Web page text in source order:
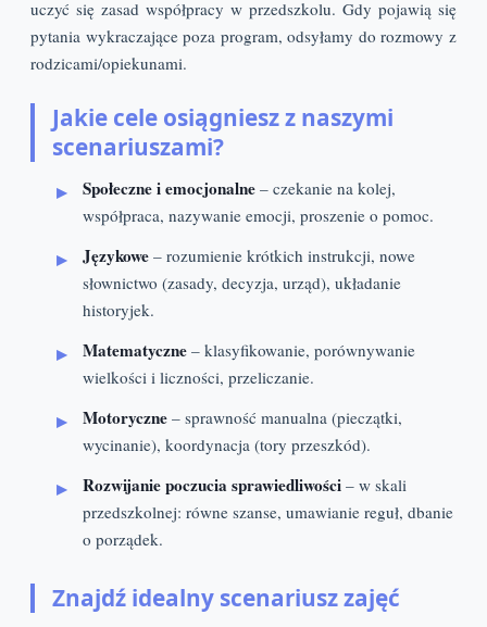
uczyć się zasad współpracy w przedszkolu. Gdy pojawią się
pytania wykraczające poza program, odsyłamy do rozmowy z
rodzicami/opiekunami.
Jakie cele osiągniesz z naszymi
scenariuszami?
Społeczne i emocjonalne – czekanie na kolej,
współpraca, nazywanie emocji, proszenie o pomoc.
Językowe – rozumienie krótkich instrukcji, nowe
słownictwo (zasady, decyzja, urząd), układanie
historyjek.
Matematyczne – klasyfikowanie, porównywanie
wielkości i liczności, przeliczanie.
Motoryczne – sprawność manualna (pieczątki,
wycinanie), koordynacja (tory przeszkód).
Rozwijanie poczucia sprawiedliwości – w skali
przedszkolnej: równe szanse, umawianie reguł, dbanie
o porządek.
Znajdź idealny scenariusz zajęć